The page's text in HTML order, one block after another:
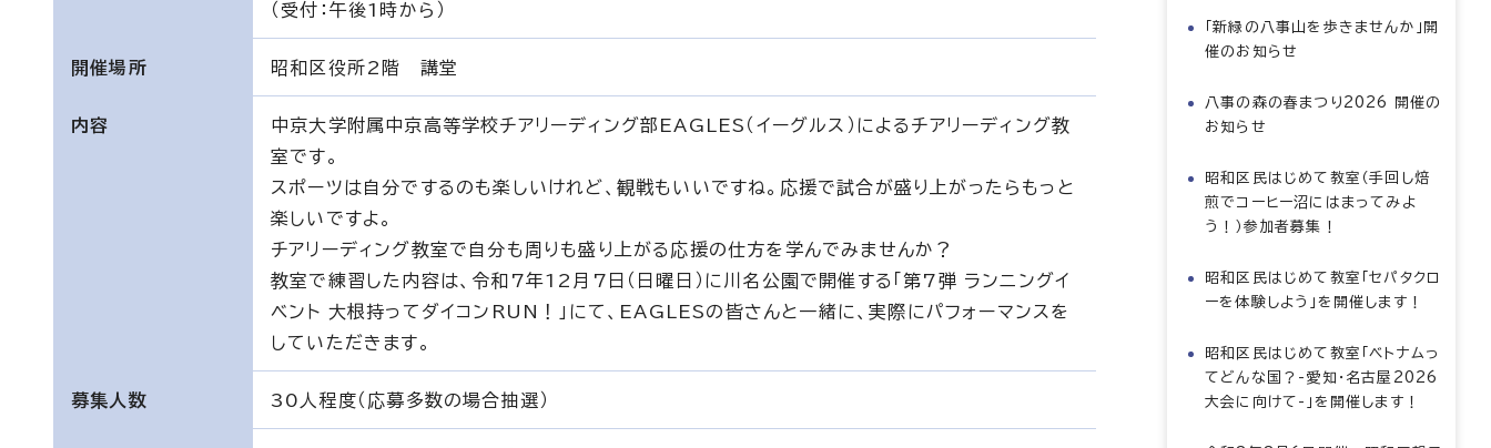
（受付：午後1時から）
開催場所 昭和区役所2階 講堂
内容
中京大学附属中京高等学校チアリーディング部EAGLES（イーグルス）によるチアリーディング教
室です。
スポーツは自分でするのも楽しいけれど、観戦もいいですね。応援で試合が盛り上がったらもっと
楽しいですよ。
チアリーディング教室で自分も周りも盛り上がる応援の仕方を学んでみませんか？
教室で練習した内容は、令和7年12月7日（日曜日）に川名公園で開催する「第7弾 ランニングイ
ベント 大根持ってダイコンRUN！」にて、EAGLESの皆さんと一緒に、実際にパフォーマンスを
していただきます。
募集人数 30人程度（応募多数の場合抽選）
「新緑の八事山を歩きませんか」開
催のお知らせ
八事の森の春まつり2026 開催の
お知らせ
昭和区民はじめて教室（手回し焙
煎でコーヒー沼にはまってみよ
う！）参加者募集！
昭和区民はじめて教室「セパタクロ
ーを体験しよう」を開催します！
昭和区民はじめて教室「ベトナムっ
てどんな国？-愛知・名古屋2026
大会に向けて-」を開催します！